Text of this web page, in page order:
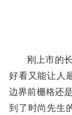
刚上市的
好看又能让人
边界前栅格还
到了时尚先生